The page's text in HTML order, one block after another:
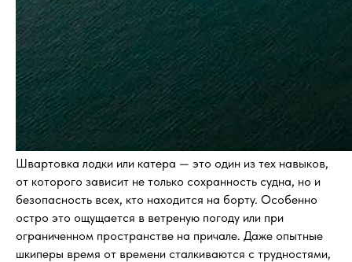
Швартовка лодки или катера — это один из тех навыков,
от которого зависит не только сохранность судна, но и
безопасность всех, кто находится на борту. Особенно
остро это ощущается в ветреную погоду или при
ограниченном пространстве на причале. Даже опытные
шкиперы время от времени сталкиваются с трудностями,